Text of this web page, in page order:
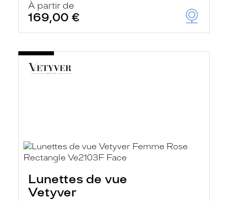
À partir de
169,00 €
Lunettes de vue
Vetyver